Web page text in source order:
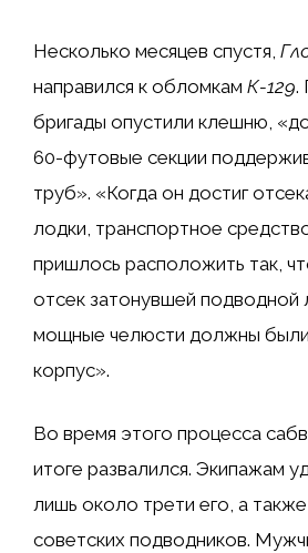
Несколько месяцев спустя,
направился к обломкам К-129.
бригады опустили клешню,
60-футовые секции
труб». «Когда он достиг
лодки, транспортное
пришлось расположить так,
отсек затонувшей подводной
мощные челюсти должны были
корпус».
Во время этого процесса
итоге развалился. Экипажам
лишь около трети его, а
советских подводников.